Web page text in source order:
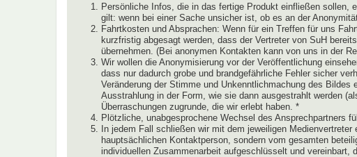
Persönliche Infos, die in das fertige Produkt einfließen sollen,
gilt: wenn bei einer Sache unsicher ist, ob es an der
Fahrtkosten und Absprachen: Wenn für ein Treffen für uns
kurzfristig abgesagt werden, dass der Vertreter von SuH
übernehmen. (Bei anonymen Kontakten kann von uns in der
Wir wollen die Anonymisierung vor der Veröffentlichung
dass nur dadurch grobe und brandgefährliche Fehler sicher
Veränderung der Stimme und Unkenntlichmachung des
Ausstrahlung in der Form, wie sie dann ausgestrahlt werden
Überraschungen zugrunde, die wir erlebt haben. *
Plötzliche, unabgesprochene Wechsel des Ansprechpartners
In jedem Fall schließen wir mit dem jeweiligen
hauptsächlichen Kontaktperson, sondern vom gesamten
individuellen Zusammenarbeit aufgeschlüsselt und vereinbart,